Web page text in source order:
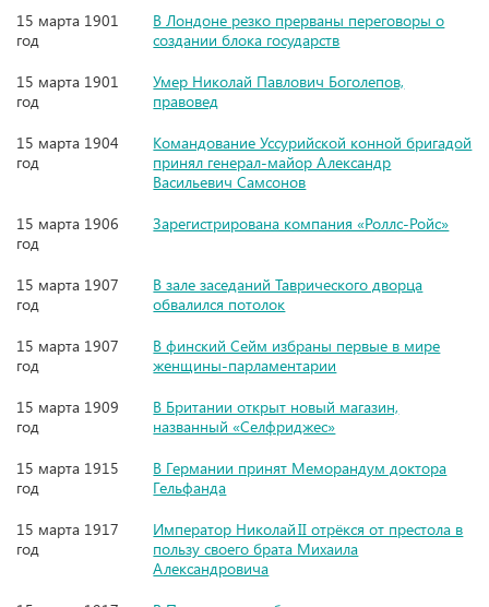
15 марта 1901
год
В Лондоне резко прерваны переговоры о
создании блока государств
15 марта 1901
год
Умер Николай Павлович Боголепов,
правовед
15 марта 1904
год
Командование Уссурийской конной бригадой
принял генерал-майор Александр
Васильевич Самсонов
15 марта 1906
год
Зарегистрирована компания «Роллс-Ройс»
15 марта 1907
год
В зале заседаний Таврического дворца
обвалился потолок
15 марта 1907
год
В финский Сейм избраны первые в мире
женщины-парламентарии
15 марта 1909
год
В Британии открыт новый магазин,
названный «Селфриджес»
15 марта 1915
год
В Германии принят Меморандум доктора
Гельфанда
15 марта 1917
год
Император Николай II отрёкся от престола в
пользу своего брата Михаила
Александровича